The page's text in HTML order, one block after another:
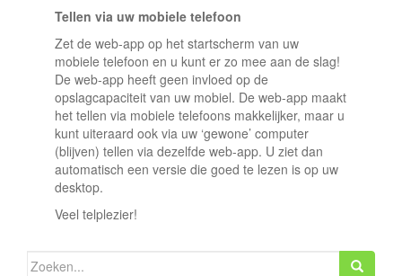
Tellen via uw mobiele telefoon
Zet de web-app op het startscherm van uw
mobiele telefoon en u kunt er zo mee aan de slag!
De web-app heeft geen invloed op de
opslagcapaciteit van uw mobiel. De web-app maakt
het tellen via mobiele telefoons makkelijker, maar u
kunt uiteraard ook via uw ‘gewone’ computer
(blijven) tellen via dezelfde web-app. U ziet dan
automatisch een versie die goed te lezen is op uw
desktop.
Veel telplezier!
Zoeken